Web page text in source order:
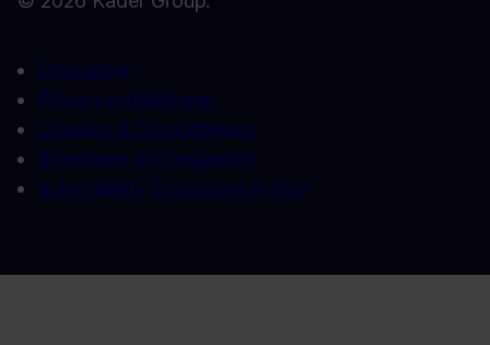
Disclaimer
Privacyverklaringen
Cookies & Cookiebeleid
Algemene Voorwaarden
Vulnerability Disclosure Policy